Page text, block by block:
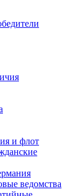
и флот
ведомства